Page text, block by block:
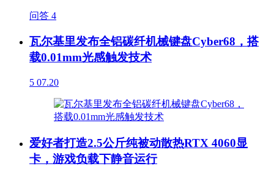
问答 4
瓦尔基里发布全铝碳纤机械键盘Cyber68，搭
载0.01mm光感触发技术
5 07.20
爱好者打造2.5公斤纯被动散热RTX 4060显
卡，游戏负载下静音运行